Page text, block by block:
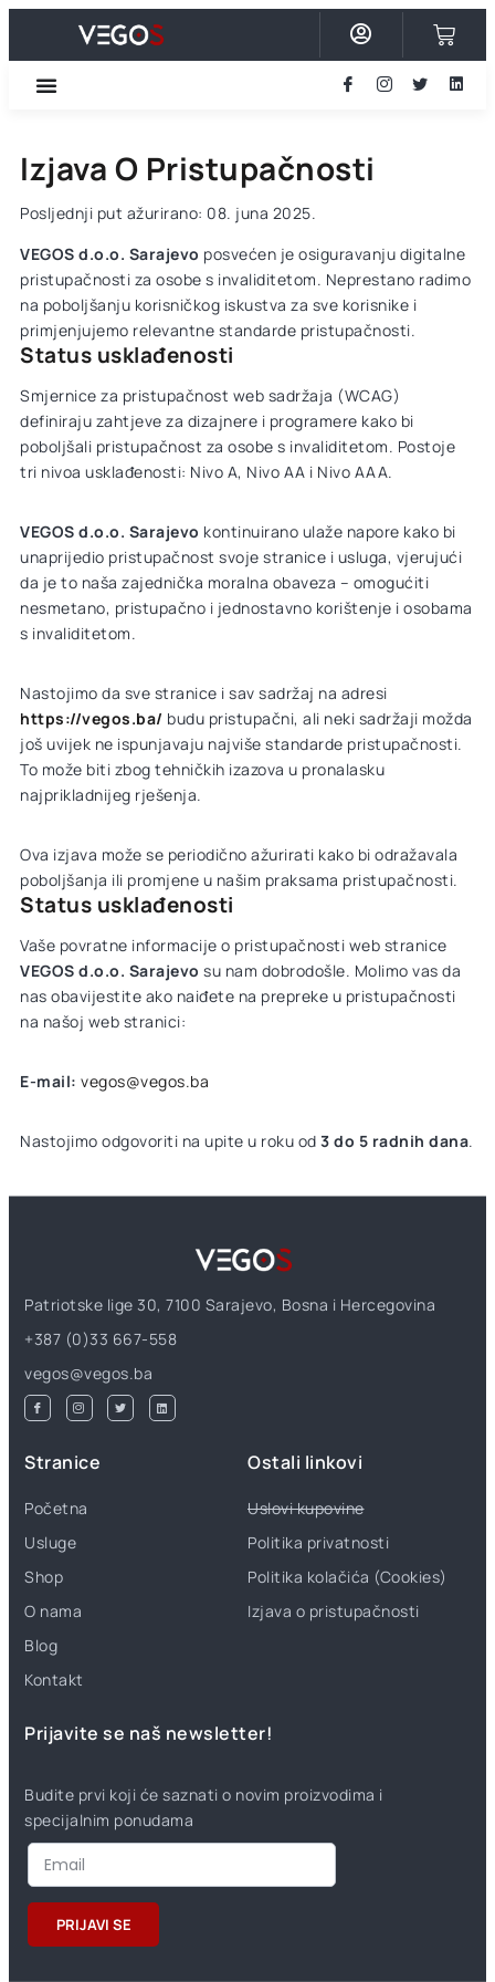
Izjava O Pristupačnosti
Posljednji put ažurirano: 08. juna 2025.
VEGOS d.o.o. Sarajevo posvećen je osiguravanju digitalne
pristupačnosti za osobe s invaliditetom. Neprestano radimo
na poboljšanju korisničkog iskustva za sve korisnike i
primjenjujemo relevantne standarde pristupačnosti.
Status usklađenosti
Smjernice za pristupačnost web sadržaja (WCAG)
definiraju zahtjeve za dizajnere i programere kako bi
poboljšali pristupačnost za osobe s invaliditetom. Postoje
tri nivoa usklađenosti: Nivo A, Nivo AA i Nivo AAA.
VEGOS d.o.o. Sarajevo kontinuirano ulaže napore kako bi
unaprijedio pristupačnost svoje stranice i usluga, vjerujući
da je to naša zajednička moralna obaveza – omogućiti
nesmetano, pristupačno i jednostavno korištenje i osobama
s invaliditetom.
Nastojimo da sve stranice i sav sadržaj na adresi
https://vegos.ba/ budu pristupačni, ali neki sadržaji možda
još uvijek ne ispunjavaju najviše standarde pristupačnosti.
To može biti zbog tehničkih izazova u pronalasku
najprikladnijeg rješenja.
Ova izjava može se periodično ažurirati kako bi odražavala
poboljšanja ili promjene u našim praksama pristupačnosti.
Status usklađenosti
Vaše povratne informacije o pristupačnosti web stranice
VEGOS d.o.o. Sarajevo su nam dobrodošle. Molimo vas da
nas obavijestite ako naiđete na prepreke u pristupačnosti
na našoj web stranici:
E-mail: vegos@vegos.ba
Nastojimo odgovoriti na upite u roku od 3 do 5 radnih dana.
Patriotske lige 30, 7100 Sarajevo, Bosna i Hercegovina
+387 (0)33 667-558
vegos@vegos.ba
Stranice
Početna
Usluge
Shop
O nama
Blog
Kontakt
Ostali linkovi
Uslovi kupovine
Politika privatnosti
Politika kolačića (Cookies)
Izjava o pristupačnosti
Prijavite se naš newsletter!
Budite prvi koji će saznati o novim proizvodima i
specijalnim ponudama
PRIJAVI SE